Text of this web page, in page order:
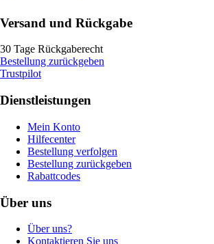
Versand und Rückgabe
30 Tage Rückgaberecht
Bestellung zurückgeben
Trustpilot
Dienstleistungen
Mein Konto
Hilfecenter
Bestellung verfolgen
Bestellung zurückgeben
Rabattcodes
Über uns
Über uns?
Kontaktieren Sie uns